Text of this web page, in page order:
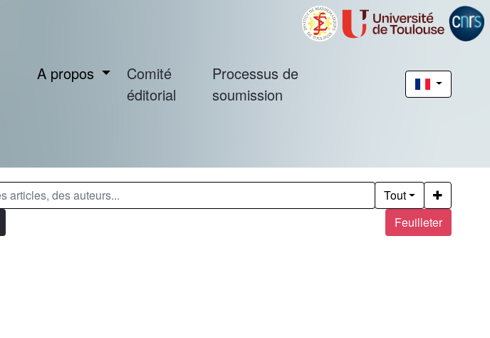
A propos
Comité
éditorial
Processus de
soumission
Feuilleter
Tout